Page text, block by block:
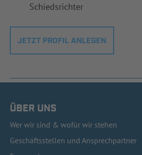
Schiedsrichter
JETZT PROFIL ANLEGEN
ÜBER UNS
Wer wir sind & wofür wir stehen
Geschäftsstellen und Ansprechpartner